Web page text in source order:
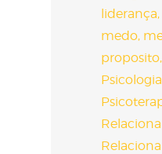
liderança
medo
proposito